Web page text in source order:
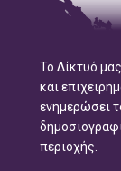
Το Δίκτυό
και
ενημερώσει
περιοχής.